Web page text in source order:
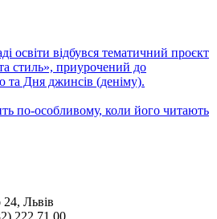
освіти відбувся тематичний проєкт
стиль», приурочений до
Дня джинсів (деніму).
по-особливому, коли його читають
24, Львів
222 71 00